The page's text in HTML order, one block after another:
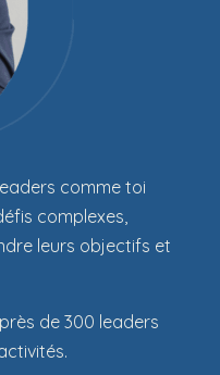
comme toi
complexes,
leurs objectifs et
de 300 leaders